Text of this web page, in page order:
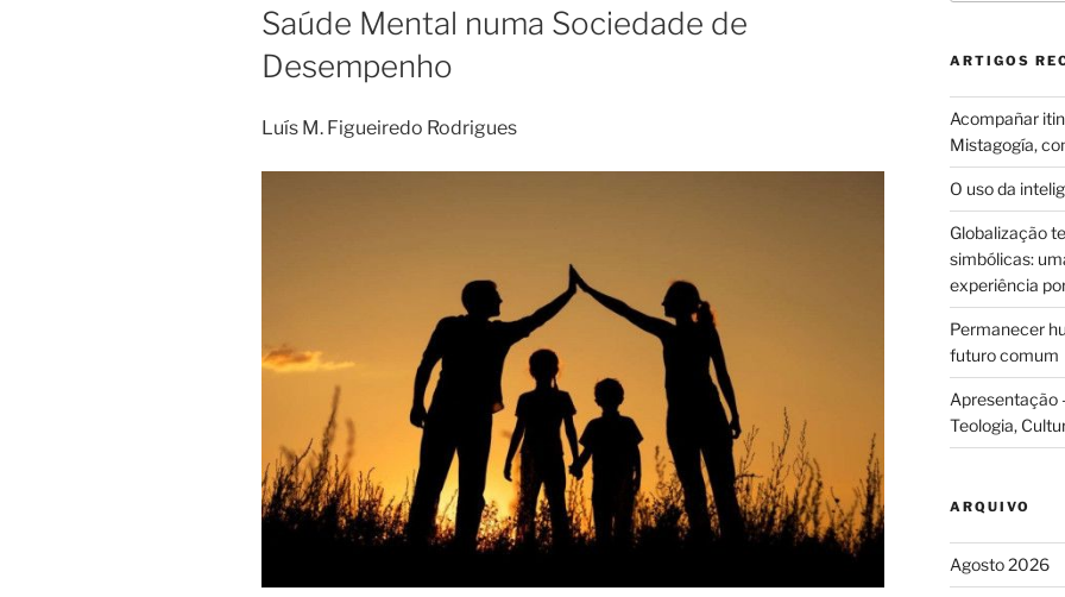
Saúde Mental numa Sociedade de
Desempenho
Luís M. Figueiredo Rodrigues
ARTIGOS
Acompañar
Mistagogía,
O uso da
Globalização
simbólicas:
experiência
Permanecer
futuro comum
Apresentação
Teologia,
ARQUIVO
Agosto 2026